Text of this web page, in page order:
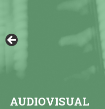
AUDIOVISUAL